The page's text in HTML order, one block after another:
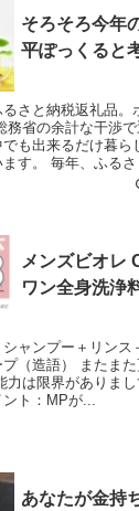
そろそろ今年
平ぽっくると
さと納税返礼品。
務省の余計な干渉
も出来るだけ暮ら
す。 毎年、ふる
メンズビオレ
ワン全身洗浄
ャンプー＋リンス
（造語） またま
力は限界がありま
ト：MPが...
あなたが金持